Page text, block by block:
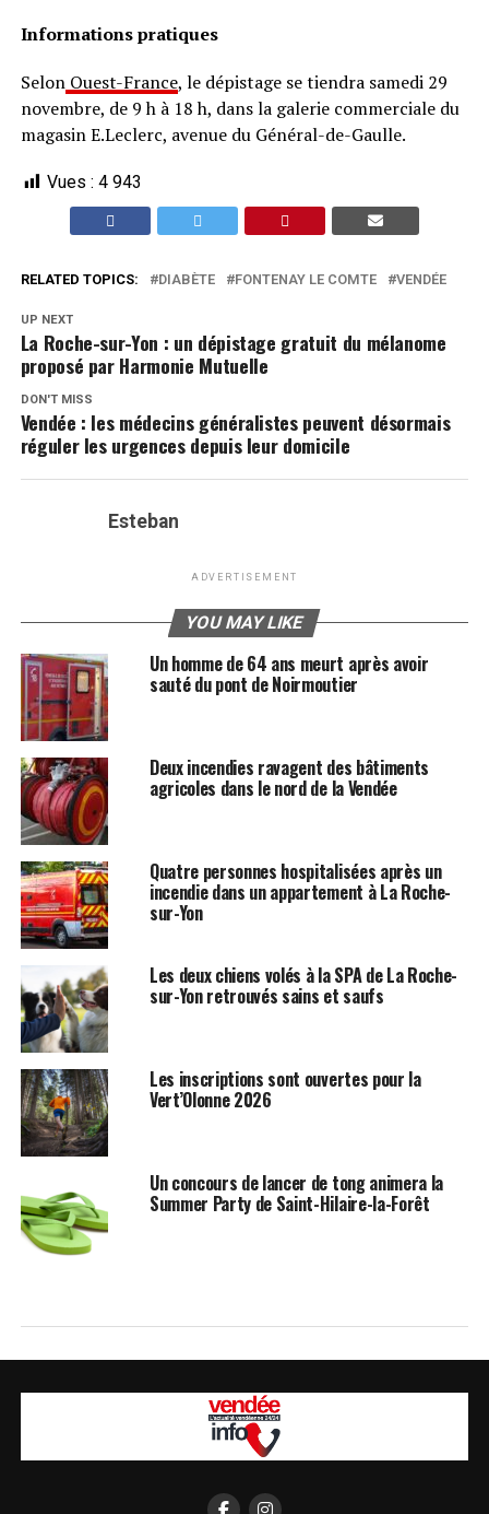
Informations pratiques
SelonOuest-France, le dépistage se tiendra samedi 29
novembre, de 9 h à 18 h, dans la galerie commerciale du
magasin E.Leclerc, avenue du Général-de-Gaulle.
Vues : 4 943
RELATED TOPICS: DIABÈTE FONTENAY LE COMTE VENDÉE
UP NEXT
La Roche-sur-Yon : un dépistage gratuit du mélanome
proposé par Harmonie Mutuelle
DON'T MISS
Vendée : les médecins généralistes peuvent désormais
réguler les urgences depuis leur domicile
Esteban
ADVERTISEMENT
YOU MAY LIKE
Un homme de 64 ans meurt après avoir
sauté du pont de Noirmoutier
Deux incendies ravagent des bâtiments
agricoles dans le nord de la Vendée
Quatre personnes hospitalisées après un
incendie dans un appartement à La Roche-
sur-Yon
Les deux chiens volés à la SPA de La Roche-
sur-Yon retrouvés sains et saufs
Les inscriptions sont ouvertes pour la
Vert’Olonne 2026
Un concours de lancer de tong animera la
Summer Party de Saint-Hilaire-la-Forêt